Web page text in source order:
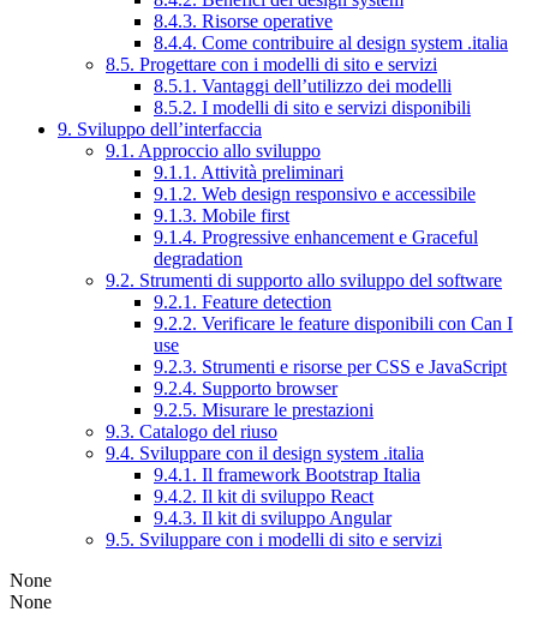
8.4.3. Risorse operative
8.4.4. Come contribuire al design system .italia
8.5. Progettare con i modelli di sito e servizi
8.5.1. Vantaggi dell’utilizzo dei modelli
8.5.2. I modelli di sito e servizi disponibili
9. Sviluppo dell’interfaccia
9.1. Approccio allo sviluppo
9.1.1. Attività preliminari
9.1.2. Web design responsivo e accessibile
9.1.3. Mobile first
9.1.4. Progressive enhancement e Graceful
degradation
9.2. Strumenti di supporto allo sviluppo del software
9.2.1. Feature detection
9.2.2. Verificare le feature disponibili con Can I
use
9.2.3. Strumenti e risorse per CSS e JavaScript
9.2.4. Supporto browser
9.2.5. Misurare le prestazioni
9.3. Catalogo del riuso
9.4. Sviluppare con il design system .italia
9.4.1. Il framework Bootstrap Italia
9.4.2. Il kit di sviluppo React
9.4.3. Il kit di sviluppo Angular
9.5. Sviluppare con i modelli di sito e servizi
None
None